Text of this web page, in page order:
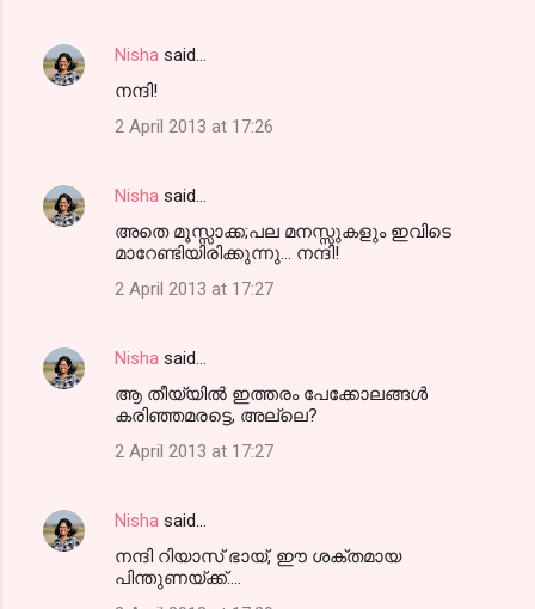
Nisha said…
നന്ദി!
2 April 2013 at 17:26
Nisha said…
അതെ മൂസ്സാക്ക;പല മനസ്സുകളും ഇവിടെ
മാറേണ്ടിയിരിക്കുന്നു... നന്ദി!
2 April 2013 at 17:27
Nisha said…
ആ തീയ്യില്‍ ഇത്തരം പേക്കോലങ്ങള്‍
കരിഞ്ഞമരട്ടെ, അല്ലെ?
2 April 2013 at 17:27
Nisha said…
നന്ദി റിയാസ് ഭായ്, ഈ ശക്തമായ
പിന്തുണയ്ക്ക്‌....